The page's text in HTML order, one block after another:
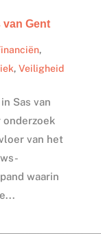
Gent
,
, Veiligheid
Sas van
van het
waarin